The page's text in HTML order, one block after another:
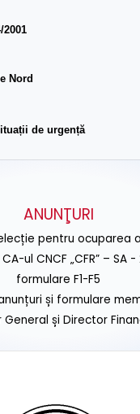
Nord
de urgență
ANUNŢURI
pentru ocuparea
ul CNCF „CFR” – SA -
formulare F1-F5
și formulare
General și Director